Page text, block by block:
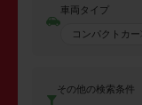
車両タイプ
コンパクトカー
その他の検索条件